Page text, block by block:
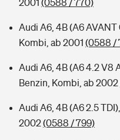
2001 (0588 / 770)
Audi A6, 4B (A6 AVANT
Kombi, ab 2001 (0588 /
Audi A6, 4B (A6 4.2 V8
Benzin, Kombi, ab 2002
Audi A6, 4B (A6 2.5
2002(0588 / 799)